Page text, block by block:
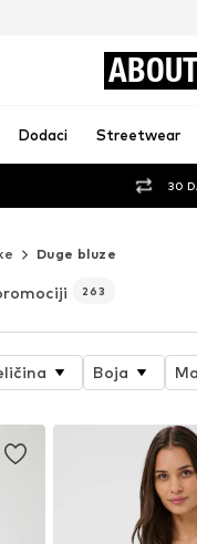
ABOUT
Dodaci Streetwear
30
Duge bluze
263
Boja